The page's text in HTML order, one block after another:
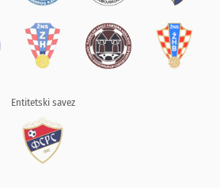
Entitetski savez